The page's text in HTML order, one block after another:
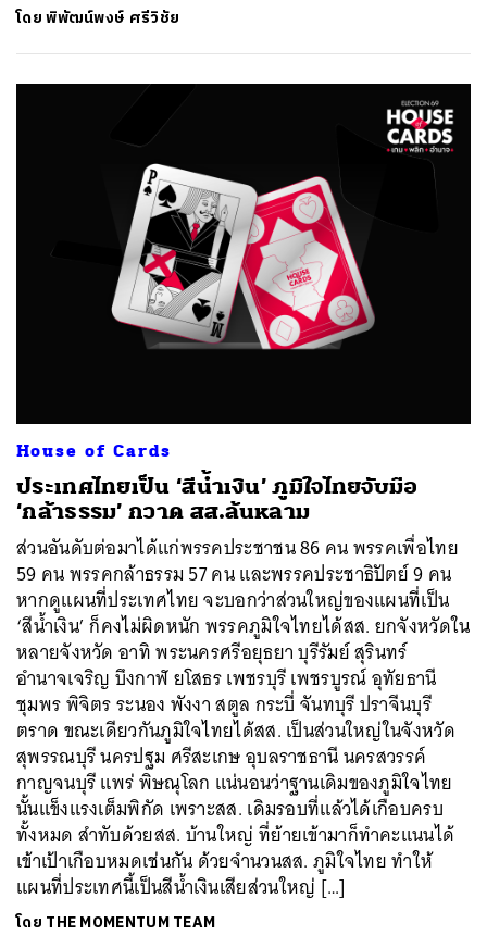
โดยพิพัฒน์พงษ์ ศรีวิชัย
House of Cards
ประเทศไทยเป็น ‘สีน้ำเงิน’ ภูมิใจไทยจับมือ
‘กล้าธรรม’ กวาด สส.ล้นหลาม
ส่วนอันดับต่อมาได้แก่พรรคประชาชน 86 คน พรรคเพื่อไทย
59 คน พรรคกล้าธรรม 57 คน และพรรคประชาธิปัตย์ 9 คน
หากดูแผนที่ประเทศไทย จะบอกว่าส่วนใหญ่ของแผนที่เป็น
‘สีน้ำเงิน’ ก็คงไม่ผิดหนัก พรรคภูมิใจไทยได้สส. ยกจังหวัดใน
หลายจังหวัด อาทิ พระนครศรีอยุธยา บุรีรัมย์ สุรินทร์
อำนาจเจริญ บึงกาฬ ยโสธร เพชรบุรี เพชรบูรณ์ อุทัยธานี
ชุมพร พิจิตร ระนอง พังงา สตูล กระบี่ จันทบุรี ปราจีนบุรี
ตราด ขณะเดียวกันภูมิใจไทยได้สส. เป็นส่วนใหญ่ในจังหวัด
สุพรรณบุรี นครปฐม ศรีสะเกษ อุบลราชธานี นครสวรรค์
กาญจนบุรี แพร่ พิษณุโลก แน่นอนว่าฐานเดิมของภูมิใจไทย
นั้นแข็งแรงเต็มพิกัด เพราะสส. เดิมรอบที่แล้วได้เกือบครบ
ทั้งหมด สำทับด้วยสส. บ้านใหญ่ ที่ย้ายเข้ามาก็ทำคะแนนได้
เข้าเป้าเกือบหมดเช่นกัน ด้วยจำนวนสส. ภูมิใจไทย ทำให้
แผนที่ประเทศนี้เป็นสีน้ำเงินเสียส่วนใหญ่ […]
โดย THE MOMENTUM TEAM